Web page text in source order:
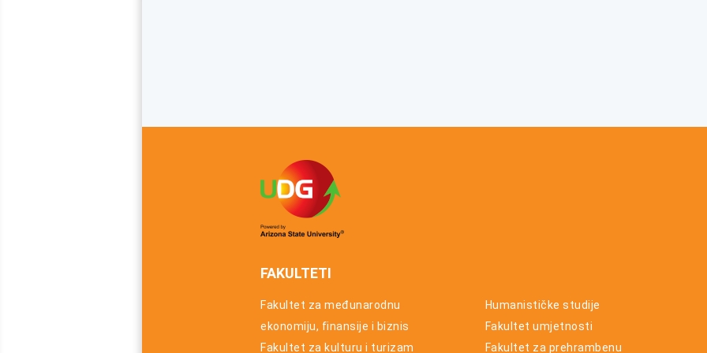
FAKULTETI
Fakultet za međunarodnu
ekonomiju, finansije i biznis
Fakultet za kulturu i turizam
Humanističke studije
Fakultet umjetnosti
Fakultet za prehrambenu